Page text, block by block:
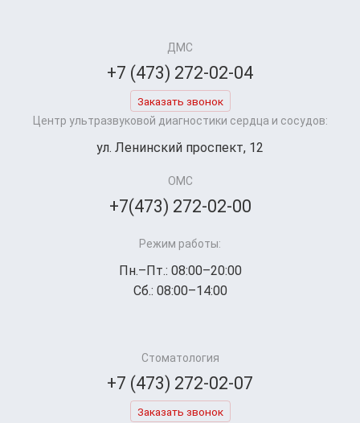
ДМС
+7 (473) 272-02-04
Заказать звонок
Центр ультразвуковой диагностики сердца и сосудов:
ул. Ленинский проспект, 12
ОМС
+7(473) 272-02-00
Режим работы:
Пн.–Пт.: 08:00–20:00
Сб.: 08:00–14:00
Стоматология
+7 (473) 272-02-07
Заказать звонок